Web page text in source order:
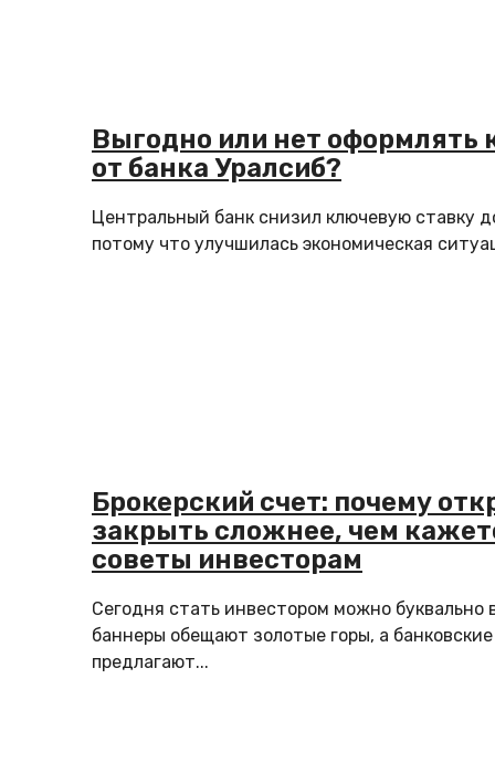
Выгодно или нет оформлять
от банка Уралсиб?
Центральный банк снизил ключевую ставку
потому что улучшилась экономическая
Брокерский счет: почему
закрыть сложнее, чем
советы инвесторам
Сегодня стать инвестором можно буквально
баннеры обещают золотые горы, а
предлагают...